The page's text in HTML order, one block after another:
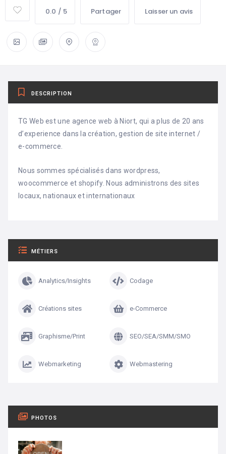
0.0 / 5 Partager Laisser un avis
DESCRIPTION
TG Web est une agence web à Niort, qui a plus de 20 ans
d’experience dans la création, gestion de site internet /
e-commerce.
Nous sommes spécialisés dans wordpress,
woocommerce et shopify. Nous administrons des sites
locaux, nationaux et internationaux
MÉTIERS
Analytics/Insights Codage
Créations sites e-Commerce
Graphisme/Print SEO/SEA/SMM/SMO
Webmarketing Webmastering
PHOTOS